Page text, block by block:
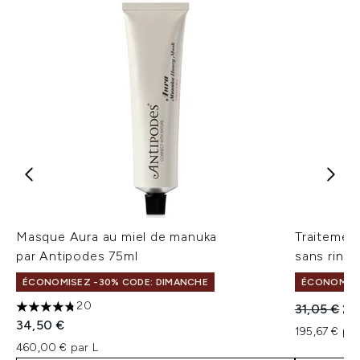
Masque Aura au miel de manuka
par Antipodes 75ml
ÉCONOMISEZ -30% CODE: DIMANCHE
4.75 étoiles sur un maximum de 5
20
34,50 €
460,00 € par L
sans
Prix de
31,05 €
195,67 €